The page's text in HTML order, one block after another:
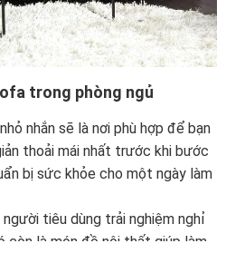
trong phòng ngủ
nhắn sẽ là nơi phù hợp để bạn
thoải mái nhất trước khi bước
bị sức khỏe cho một ngày làm
tiêu dùng trải nghiệm nghỉ
còn là món đồ nội thất giúp làm